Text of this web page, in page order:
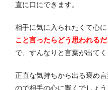
直に口にできます。
相手に気に入られたくて心
こと言ったらどう思われる
で、すんなりと言葉が出てく
正直な気持ちから出る褒め
ので相手の心に響くでしょう